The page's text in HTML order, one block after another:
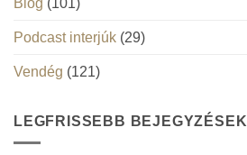
Podcast interjúk (29)
Vendég (121)
LEGFRISSEBB BEJEGYZÉSEK